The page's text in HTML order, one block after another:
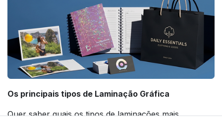
Os principais tipos de Laminação Gráfica
Quer saber quais os tipos de laminações mais